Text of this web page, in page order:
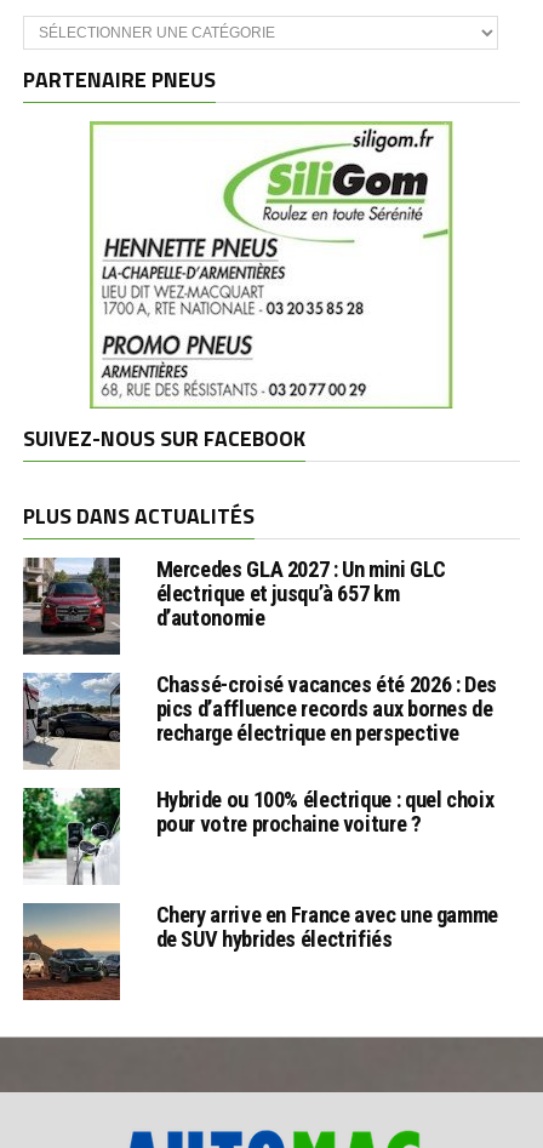
Catégories
et
PARTENAIRE PNEUS
SUIVEZ-NOUS SUR FACEBOOK
PLUS DANS ACTUALITÉS
Mercedes GLA 2027 : Un mini GLC
électrique et jusqu’à 657 km
d’autonomie
Chassé-croisé vacances été 2026 : Des
pics d’affluence records aux bornes de
recharge électrique en perspective
Hybride ou 100% électrique : quel choix
pour votre prochaine voiture ?
Chery arrive en France avec une gamme
de SUV hybrides électrifiés